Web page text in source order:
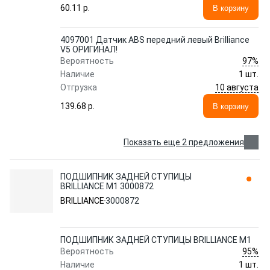
60.11 p.
В корзину
4097001 Датчик ABS передний левый Brilliance
V5 ОРИГИНАЛ!
Вероятность
97%
Наличие
1 шт.
Отгрузка
10 августа
139.68 p.
В корзину
Показать еще 2 предложения
ПОДШИПНИК ЗАДНЕЙ СТУПИЦЫ
BRILLIANCE M1 3000872
BRILLIANCE3000872
ПОДШИПНИК ЗАДНЕЙ СТУПИЦЫ BRILLIANCE M1
Вероятность
95%
Наличие
1 шт.